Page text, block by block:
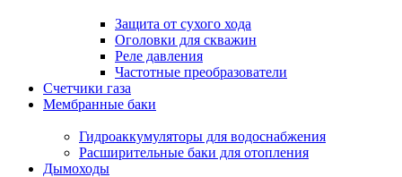
Защита от сухого хода
Оголовки для скважин
Реле давления
Частотные преобразователи
Счетчики газа
Мембранные баки
Гидроаккумуляторы для водоснабжения
Расширительные баки для отопления
Дымоходы